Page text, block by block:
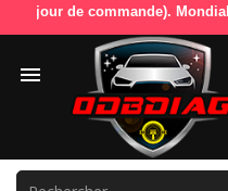
de commande). Mondial
